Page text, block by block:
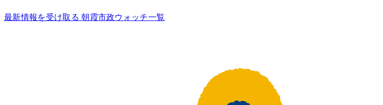
最新情報を受け取る朝霞市政ウォッチ一覧